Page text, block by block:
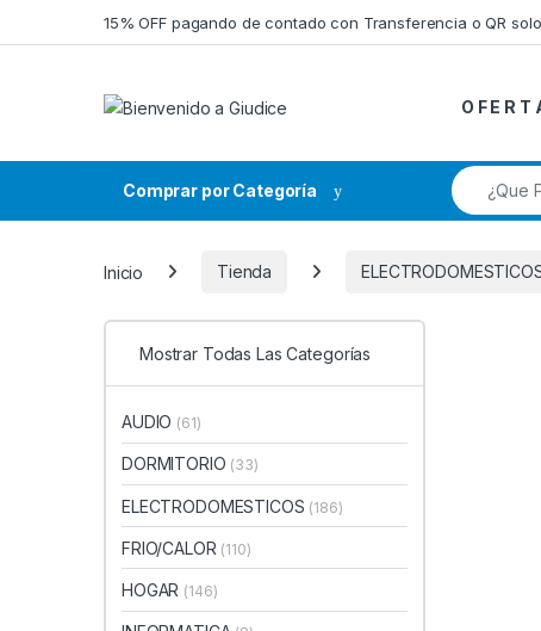
15% OFF pagando de contado con Transferencia o QR
O F E R T
Comprar por Categoría
Búsqueda
Inicio Tienda
Mostrar Todas Las Categorías
AUDIO (61)
DORMITORIO (33)
ELECTRODOMESTICOS (186)
FRIO/CALOR (110)
HOGAR (146)